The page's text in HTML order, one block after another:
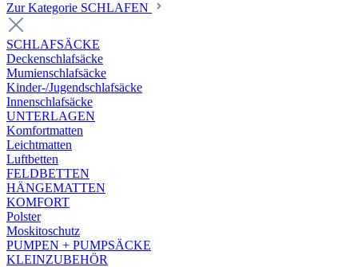
Zur Kategorie SCHLAFEN
SCHLAFSÄCKE
Deckenschlafsäcke
Mumienschlafsäcke
Kinder-/Jugendschlafsäcke
Innenschlafsäcke
UNTERLAGEN
Komfortmatten
Leichtmatten
Luftbetten
FELDBETTEN
HÄNGEMATTEN
KOMFORT
Polster
Moskitoschutz
PUMPEN + PUMPSÄCKE
KLEINZUBEHÖR